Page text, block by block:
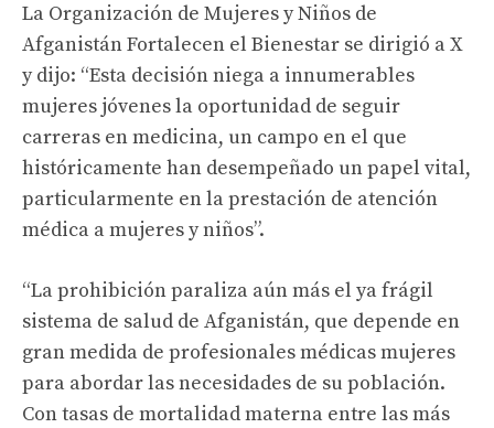
La Organización de Mujeres y Niños de
Afganistán Fortalecen el Bienestar se dirigió a X
y dijo: “Esta decisión niega a innumerables
mujeres jóvenes la oportunidad de seguir
carreras en medicina, un campo en el que
históricamente han desempeñado un papel vital,
particularmente en la prestación de atención
médica a mujeres y niños”.
“La prohibición paraliza aún más el ya frágil
sistema de salud de Afganistán, que depende en
gran medida de profesionales médicas mujeres
para abordar las necesidades de su población.
Con tasas de mortalidad materna entre las más